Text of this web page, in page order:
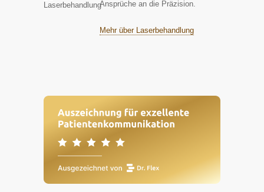
Ansprüche an die Präzision.
Mehr über Laserbehandlung